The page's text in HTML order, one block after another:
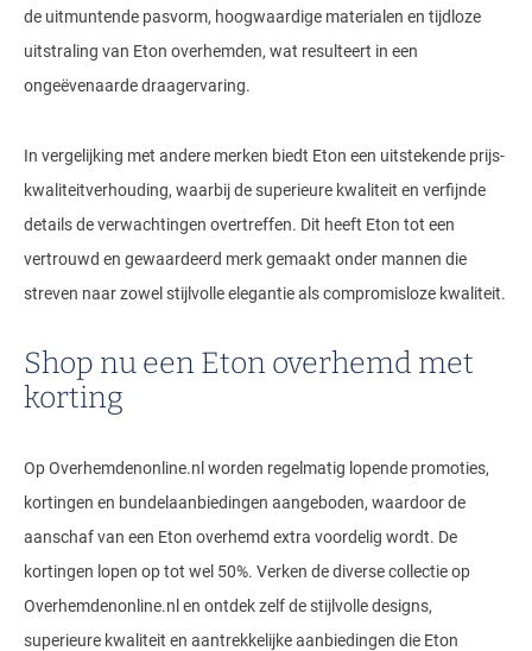
de uitmuntende pasvorm, hoogwaardige materialen en tijdloze
uitstraling van Eton overhemden, wat resulteert in een
ongeëvenaarde draagervaring.
In vergelijking met andere merken biedt Eton een uitstekende prijs-
kwaliteitverhouding, waarbij de superieure kwaliteit en verfijnde
details de verwachtingen overtreffen. Dit heeft Eton tot een
vertrouwd en gewaardeerd merk gemaakt onder mannen die
streven naar zowel stijlvolle elegantie als compromisloze kwaliteit.
Shop nu een Eton overhemd met
korting
Op Overhemdenonline.nl worden regelmatig lopende promoties,
kortingen en bundelaanbiedingen aangeboden, waardoor de
aanschaf van een Eton overhemd extra voordelig wordt. De
kortingen lopen op tot wel 50%. Verken de diverse collectie op
Overhemdenonline.nl en ontdek zelf de stijlvolle designs,
superieure kwaliteit en aantrekkelijke aanbiedingen die Eton